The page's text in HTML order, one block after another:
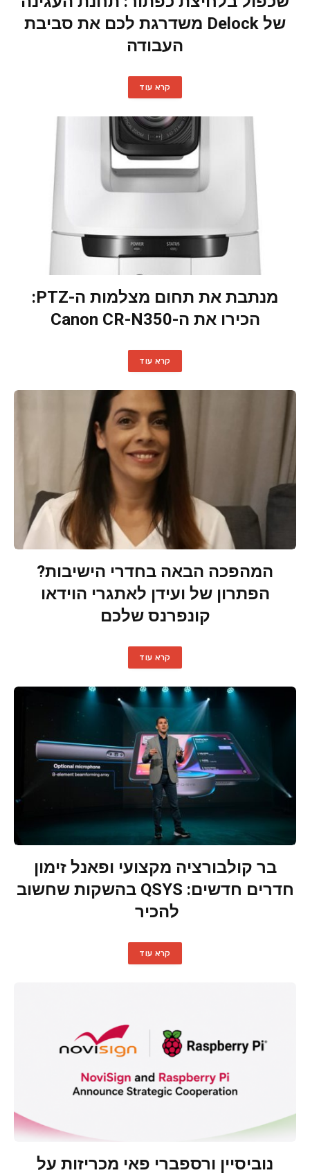
של Delock משדרגת לכם את סביבת
העבודה
קרא עוד
מנתבת את תחום מצלמות ה-PTZ:
הכירו את ה-Canon CR-N350
קרא עוד
המהפכה הבאה בחדרי הישיבות?
הפתרון של ועידן לאתגרי הוידאו
קונפרנס שלכם
קרא עוד
בר קולבורציה מקצועי ופאנל זימון
חדרים חדשים: QSYS בהשקות שחשוב
להכיר
קרא עוד
נוביסיין ורספברי פאי מכריזות על